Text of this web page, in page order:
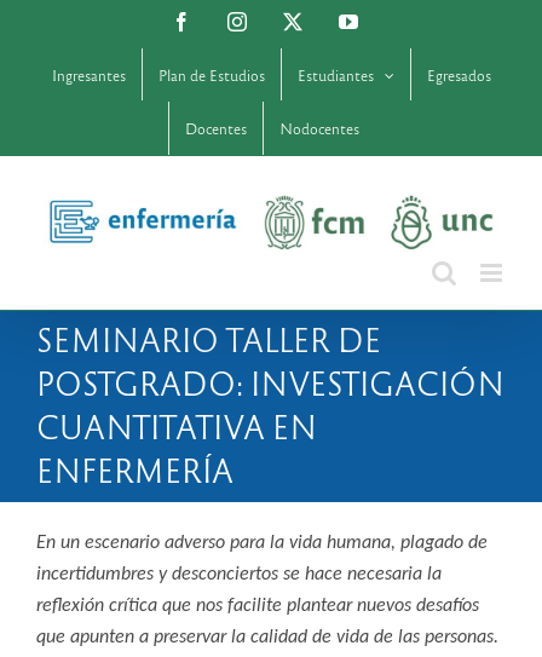
contenido
FacebookInstagram YouTube
Ingresantes Plan de Estudios Estudiantes Egresados
Docentes Nodocentes
SEMINARIO TALLER DE
POSTGRADO: INVESTIGACIÓN
CUANTITATIVA EN
ENFERMERÍA
En un escenario adverso para la vida humana, plagado de
incertidumbres y desconciertos se hace necesaria la
reflexión crítica que nos facilite plantear nuevos desafíos
que apunten a preservar la calidad de vida de las personas.